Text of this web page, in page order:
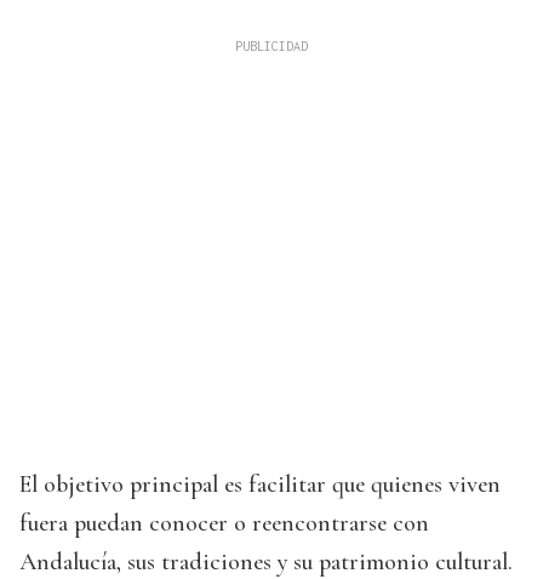
El objetivo principal es facilitar que quienes viven
fuera puedan conocer o reencontrarse con
Andalucía, sus tradiciones y su patrimonio cultural.